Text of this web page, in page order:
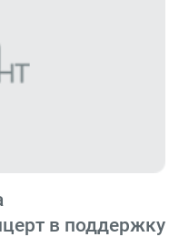
в поддержку